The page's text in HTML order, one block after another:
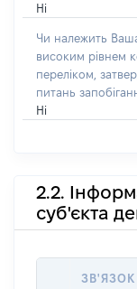
Ні
Чи належить
високим рівнем
переліком,
питань
Ні
2.2.
суб'єкта
ЗВ'ЯЗОК